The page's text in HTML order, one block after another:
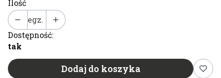
Ilość
egz.
Dostępność:
tak
Dodaj do koszyka